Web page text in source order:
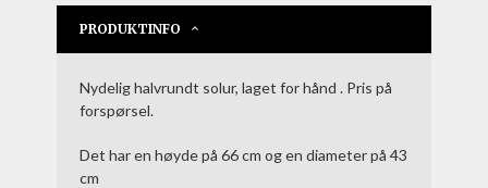
PRODUKTINFO
Nydelig halvrundt solur, laget for hånd . Pris på
forspørsel.
Det har en høyde på 66 cm og en diameter på 43
cm